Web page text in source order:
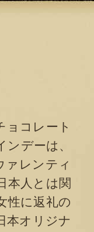
コレート
デーは、
ァレンティ
本人とは関
性に返礼の
本オリジナ